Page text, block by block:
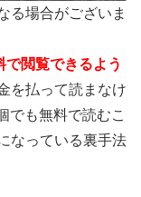
る場合がございま
で閲覧できるよう
を払って読まなけ
でも無料で読むこ
なっている裏手法